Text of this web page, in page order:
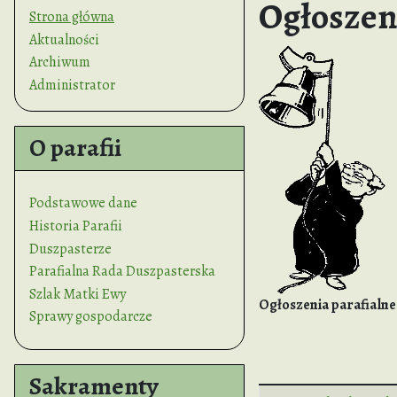
Strona główna
Aktualności
Archiwum
Administrator
O parafii
Podstawowe dane
Historia Parafii
Duszpasterze
Parafialna Rada Duszpasterska
Szlak Matki Ewy
Sprawy gospodarcze
Sakramenty
Ogłoszenia